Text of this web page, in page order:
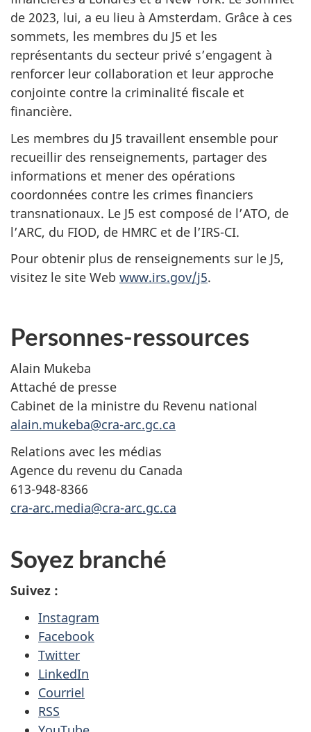
de 2023, lui, a eu lieu à Amsterdam. Grâce à ces
sommets, les membres du J5 et les
représentants du secteur privé s’engagent à
renforcer leur collaboration et leur approche
conjointe contre la criminalité fiscale et
financière.
Les membres du J5 travaillent ensemble pour
recueillir des renseignements, partager des
informations et mener des opérations
coordonnées contre les crimes financiers
transnationaux. Le J5 est composé de l’ATO, de
l’ARC, du FIOD, de HMRC et de l’IRS-CI.
Pour obtenir plus de renseignements sur le J5,
visitez le site Web www.irs.gov/j5.
Personnes-ressources
Alain Mukeba
Attaché de presse
Cabinet de la ministre du Revenu national
alain.mukeba@cra-arc.gc.ca
Relations avec les médias
Agence du revenu du Canada
613-948-8366
cra-arc.media@cra-arc.gc.ca
Soyez branché
Suivez :
Instagram
Facebook
Twitter
LinkedIn
Courriel
RSS